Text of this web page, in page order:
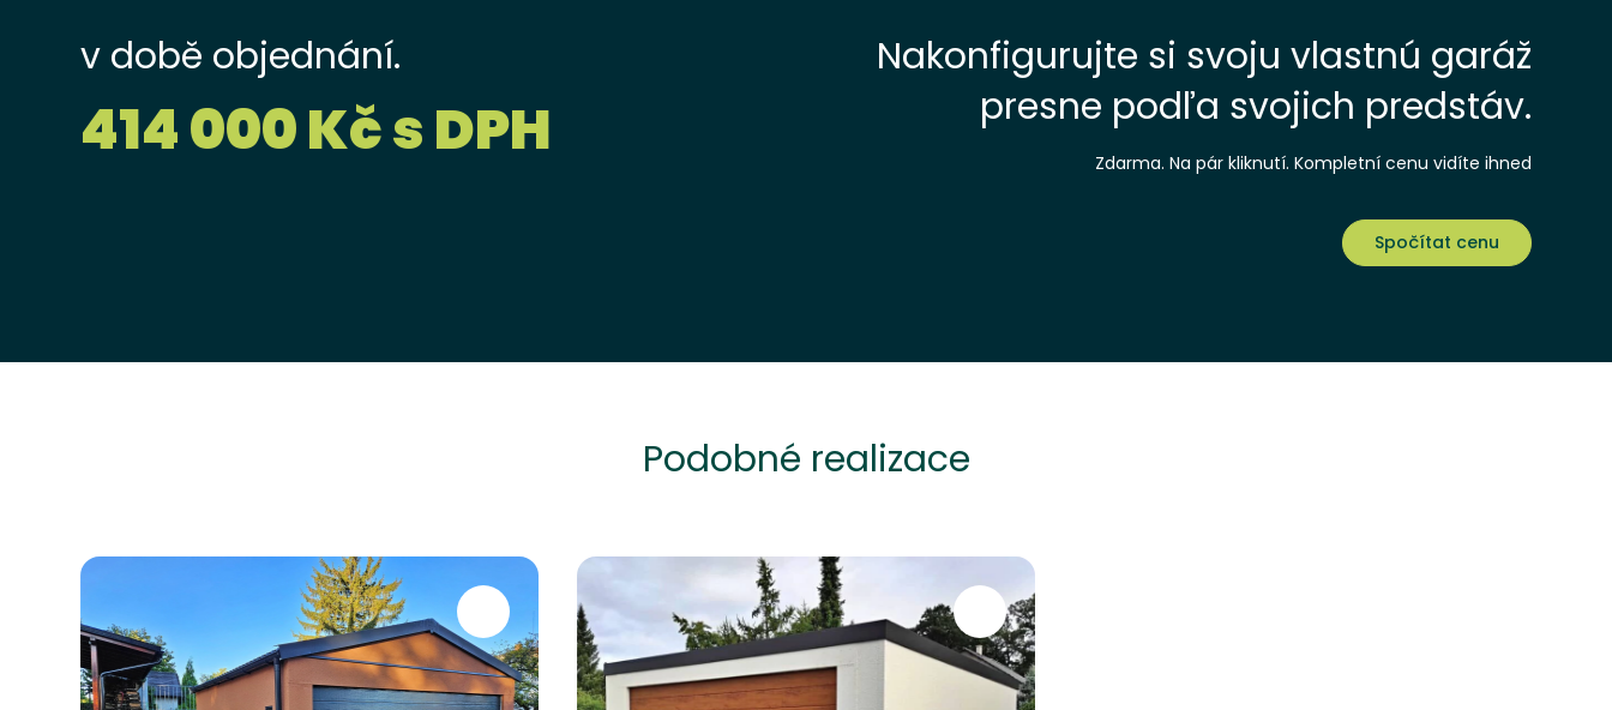
v době objednání.
414 000 Kč s DPH
Nakonfigurujte si svoju vlastnú garáž
presne podľa svojich predstáv.
Zdarma. Na pár kliknutí. Kompletní cenu vidíte ihned
Spočítat cenu
Podobné realizace